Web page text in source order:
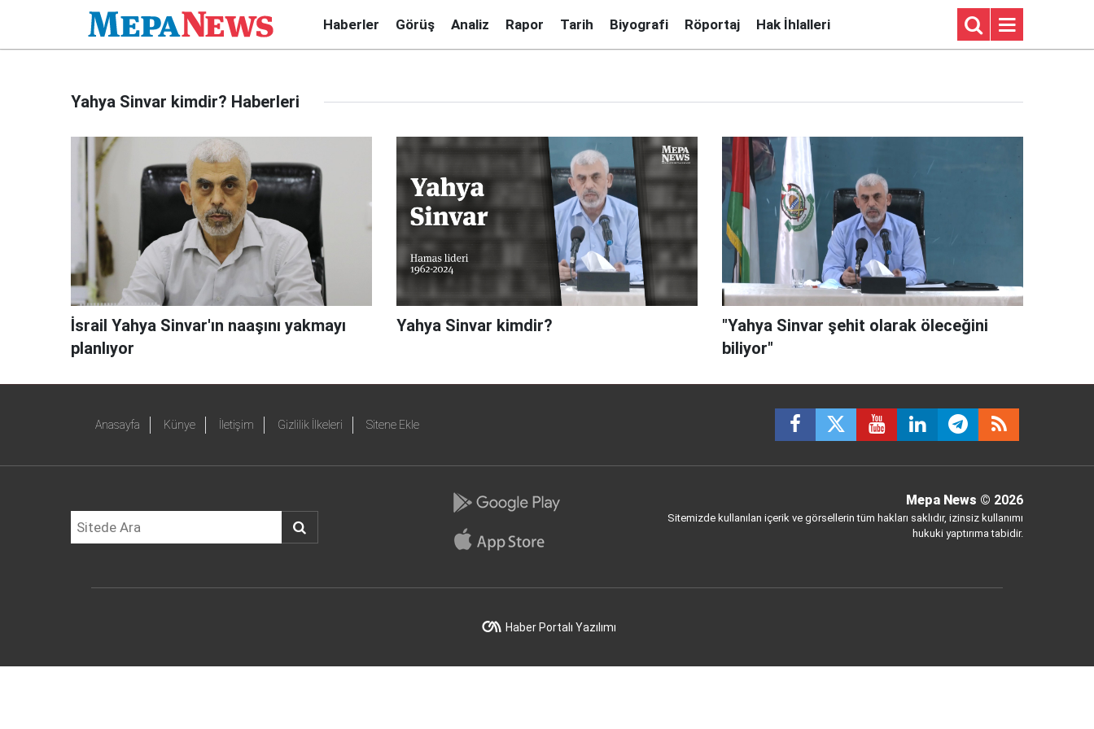
Haberler Görüş Analiz Rapor Tarih Biyografi Röportaj Hak İhlalleri
Yahya Sinvar kimdir? Haberleri
İsrail Yahya Sinvar'ın naaşını yakmayı
planlıyor
Yahya Sinvar kimdir?
"Yahya Sinvar şehit olarak öleceğini
biliyor"
Anasayfa Künye İletişim Gizlilik İlkeleri Sitene Ekle
Mepa News © 2026
Sitemizde kullanılan içerik ve görsellerin tüm hakları saklıdır, izinsiz kullanımı
hukuki yaptırıma tabidir.
Haber Portalı Yazılımı